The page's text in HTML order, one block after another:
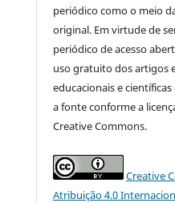
periódico como o meio
original. Em virtude de
periódico de acesso
uso gratuito dos artigos
educacionais e
a fonte conforme a
Creative Commons.
Creative
Atribuição 4.0